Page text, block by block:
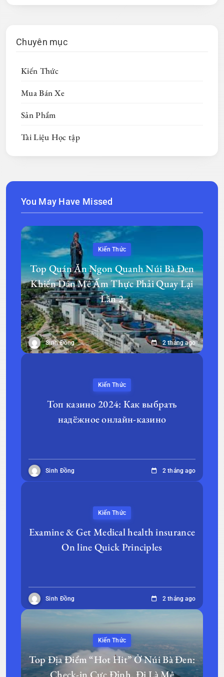
Chuyên mục
Kiến Thức
Mua Bán Xe
Sản Phẩm
Tài Liệu Học tập
You May Have Missed
Kiến Thức
Top Quán Ăn Ngon Quanh Núi Bà Đen
Khiến Dân Mê Ẩm Thực Phải Quay Lại
Lần 2
Sinh Đồng 2 tháng ago
Kiến Thức
Топ казино 2024: Как выбрать
надёжное онлайн-казино
Sinh Đồng 2 tháng ago
Kiến Thức
Examine & Get Medical health insurance
On line Quick Principles
Sinh Đồng 2 tháng ago
Kiến Thức
Top Địa Điểm “Hot Hit” Ở Núi Bà Đen: